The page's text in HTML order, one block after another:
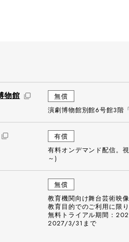
物館
無償
演劇博物館別館6号館3階
有償
有料オンデマンド配信。
～)
無償
教育機関向け舞台芸術映
教育目的でのご利用に限り
無料トライアル期間：
2027/3/31まで